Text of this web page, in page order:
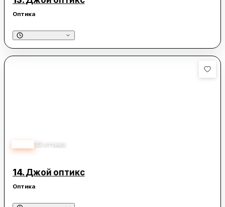
Оптика
33 отзива
14. Джой оптикс
Оптика